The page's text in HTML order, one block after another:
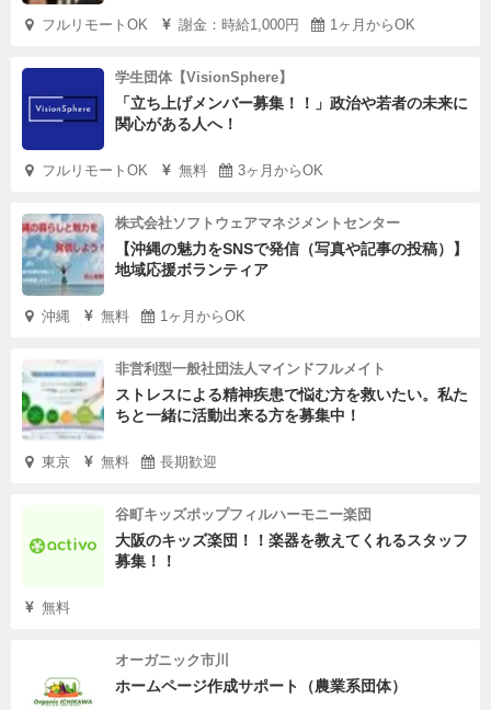
フルリモートOK 謝金：時給1,000円 1ヶ月からOK
学生団体【VisionSphere】
「立ち上げメンバー募集！！」政治や若者の未来に
関心がある人へ！
フルリモートOK 無料 3ヶ月からOK
株式会社ソフトウェアマネジメントセンター
【沖縄の魅力をSNSで発信（写真や記事の投稿）】
地域応援ボランティア
沖縄 無料 1ヶ月からOK
非営利型一般社団法人マインドフルメイト
ストレスによる精神疾患で悩む方を救いたい。私た
ちと一緒に活動出来る方を募集中！
東京 無料 長期歓迎
谷町キッズポップフィルハーモニー楽団
大阪のキッズ楽団！！楽器を教えてくれるスタッフ
募集！！
無料
オーガニック市川
ホームページ作成サポート（農業系団体）